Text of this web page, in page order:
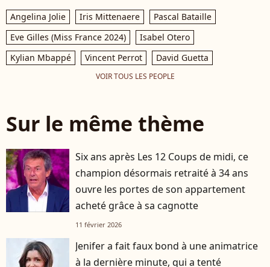
Angelina Jolie Iris Mittenaere
Pascal Bataille
Eve Gilles (Miss France 2024)
Isabel Otero
Kylian Mbappé
Vincent Perrot David Guetta
VOIR TOUS LES PEOPLE
Sur le même thème
Six ans après Les 12 Coups de midi, ce
champion désormais retraité à 34 ans
ouvre les portes de son appartement
acheté grâce à sa cagnotte
11 février 2026
Jenifer a fait faux bond à une animatrice
à la dernière minute, qui a tenté